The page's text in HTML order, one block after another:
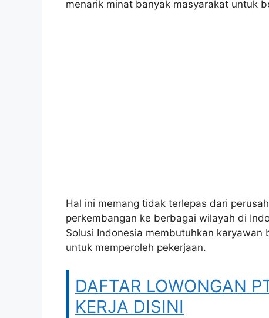
menarik minat banyak masyarakat untuk
Hal ini memang tidak terlepas dari
perkembangan ke berbagai wilayah di
Solusi Indonesia membutuhkan
untuk memperoleh pekerjaan.
DAFTAR LOWONGAN
KERJA DISINI